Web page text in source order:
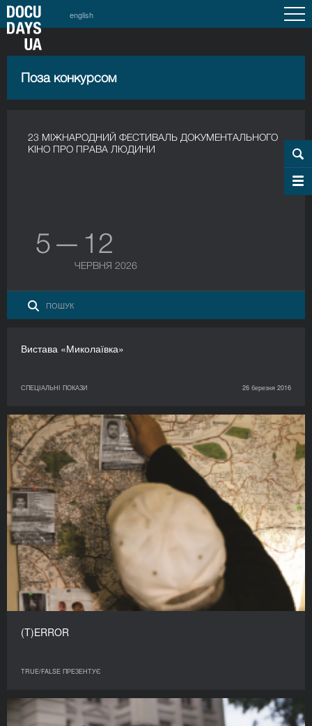
english
Поза конкурсом
23 МІЖНАРОДНИЙ ФЕСТИВАЛЬ ДОКУМЕНТАЛЬНОГО
КІНО ПРО ПРАВА ЛЮДИНИ
5 — 12
ЧЕРВНЯ 2026
Вистава «Миколаївка»
СПЕЦІАЛЬНІ ПОКАЗИ 26 березня 2016
(T)ERROR
TRUE/FALSE ПРЕЗЕНТУЄ